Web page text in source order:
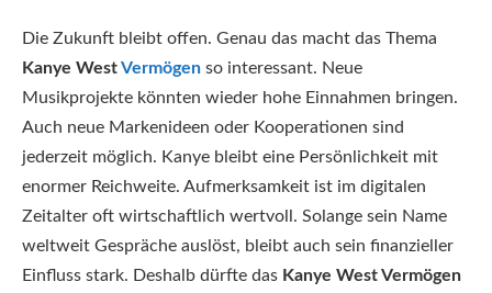
Die Zukunft bleibt offen. Genau das macht das Thema
Kanye WestVermögen so interessant. Neue
Musikprojekte könnten wieder hohe Einnahmen bringen.
Auch neue Markenideen oder Kooperationen sind
jederzeit möglich. Kanye bleibt eine Persönlichkeit mit
enormer Reichweite. Aufmerksamkeit ist im digitalen
Zeitalter oft wirtschaftlich wertvoll. Solange sein Name
weltweit Gespräche auslöst, bleibt auch sein finanzieller
Einfluss stark. Deshalb dürfte das Kanye West Vermögen